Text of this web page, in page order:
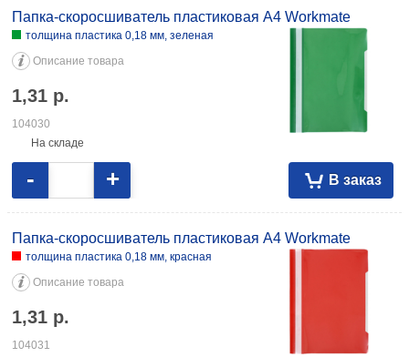
Папка-скоросшиватель пластиковая А4 Workmate
толщина пластика 0,18 мм, зеленая
Описание товара
1,31 р.
104030
На складе
В заказ
- +
Папка-скоросшиватель пластиковая А4 Workmate
толщина пластика 0,18 мм, красная
Описание товара
1,31 р.
104031